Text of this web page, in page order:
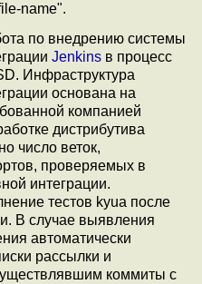
name".
по внедрению системы
Jenkins в процесс
Инфраструктура
основана на
компанией
дистрибутива
число веток,
проверяемых в
интеграции.
тестов kyua после
В случае выявления
автоматически
рассылки и
коммиты с